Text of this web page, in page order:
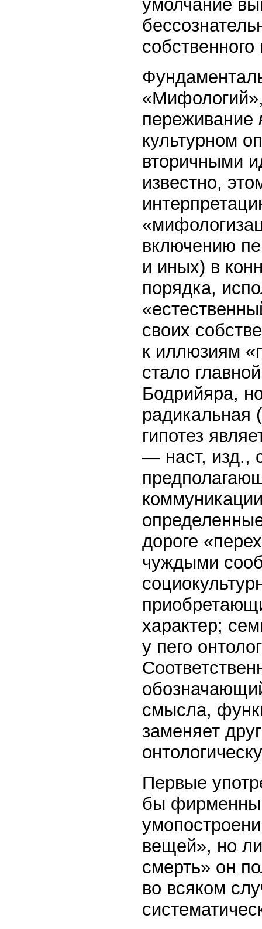
умолчание
переживание
культурном
вторичными
известно,
включению
и иных) в
порядка,
своих
к иллюзиям
стало
Бодрийяра,
радикальная
гипотез
— наст, изд.,
дороге
чуждыми
характер;
у пего
смысла,
заменяет
Первые
бы
вещей», но
смерть» он
во всяком